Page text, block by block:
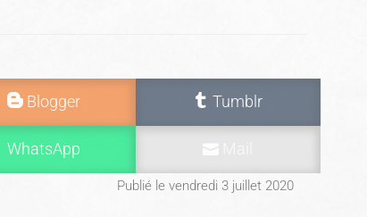
Blogger Tumblr
WhatsApp
Publié le vendredi 3 juillet 2020